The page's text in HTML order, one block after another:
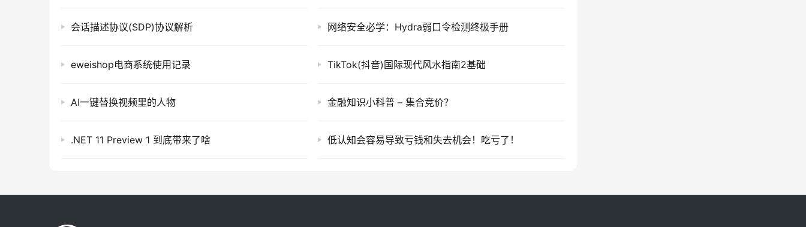
会话描述协议(SDP)协议解析 网络安全必学：Hydra弱口令检测终极手册
eweishop电商系统使用记录 TikTok(抖音)国际现代风水指南2基础
AI一键替换视频里的人物 金融知识小科普 – 集合竞价？
.NET 11 Preview 1 到底带来了啥 低认知会容易导致亏钱和失去机会！吃亏了！